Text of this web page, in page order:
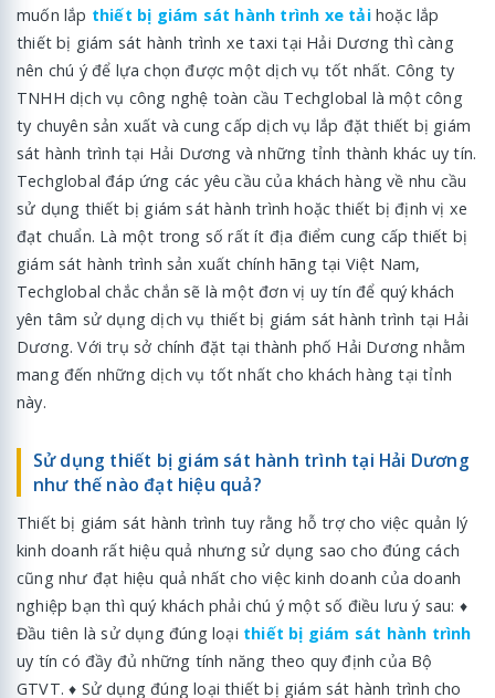
muốn lắp thiết bị giám sát hành trình xe tảihoặc lắp
thiết bị giám sát hành trình xe taxi tại Hải Dương thì càng
nên chú ý để lựa chọn được một dịch vụ tốt nhất. Công ty
TNHH dịch vụ công nghệ toàn cầu Techglobal là một công
ty chuyên sản xuất và cung cấp dịch vụ lắp đặt thiết bị giám
sát hành trình tại Hải Dương và những tỉnh thành khác uy tín.
Techglobal đáp ứng các yêu cầu của khách hàng về nhu cầu
sử dụng thiết bị giám sát hành trình hoặc thiết bị định vị xe
đạt chuẩn. Là một trong số rất ít địa điểm cung cấp thiết bị
giám sát hành trình sản xuất chính hãng tại Việt Nam,
Techglobal chắc chắn sẽ là một đơn vị uy tín để quý khách
yên tâm sử dụng dịch vụ thiết bị giám sát hành trình tại Hải
Dương. Với trụ sở chính đặt tại thành phố Hải Dương nhằm
mang đến những dịch vụ tốt nhất cho khách hàng tại tỉnh
này.
Sử dụng thiết bị giám sát hành trình tại Hải Dương
như thế nào đạt hiệu quả?
Thiết bị giám sát hành trình tuy rằng hỗ trợ cho việc quản lý
kinh doanh rất hiệu quả nhưng sử dụng sao cho đúng cách
cũng như đạt hiệu quả nhất cho việc kinh doanh của doanh
nghiệp bạn thì quý khách phải chú ý một số điều lưu ý sau: ♦
Đầu tiên là sử dụng đúng loại thiết bị giám sát hành trình
uy tín có đầy đủ những tính năng theo quy định của Bộ
GTVT. ♦ Sử dụng đúng loại thiết bị giám sát hành trình cho